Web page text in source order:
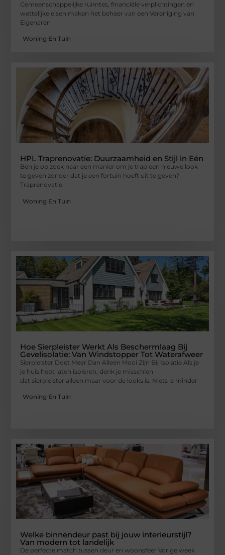
Gemeenschappelijke ruimtes, financiële verplichtingen en
wettelijke eisen maken het beheer van een Vereniging van
Eigenaren
Woning En Tuin
HPL Traprenovatie: Duurzaamheid en Stijl in Eén
Ben je op zoek naar een manier om je trap een nieuwe look
te geven zonder dat je een fortuin hoeft uit te geven?
Traprenovatie
Woning En Tuin
Hoe Sierpleister Werkt Als Beschermlaag Bij
Gevelisolatie: Van Windstopper Tot Waterafweer
Sierpleister Doet Meer Dan Alleen Mooi Zijn Bij Isolatie Als je
je huis hebt laten isoleren, denk je misschien
dat sierpleister alleen maar voor de looks is. Niets is minder
Woning En Tuin
Welke binnendeur past bij jouw interieurstijl?
Van modern tot landelijk
De perfecte match tussen deur en woonsfeer Vorige week